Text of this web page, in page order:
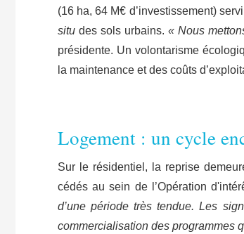
(16 ha, 64 M€ d’investissement)
situ des sols urbains. « Nous
présidente. Un volontarisme
la maintenance et des coûts
Logement : un cycle
Sur le résidentiel, la reprise
cédés au sein de l’Opération
d’une période très tendue. Les
commercialisation des programmes